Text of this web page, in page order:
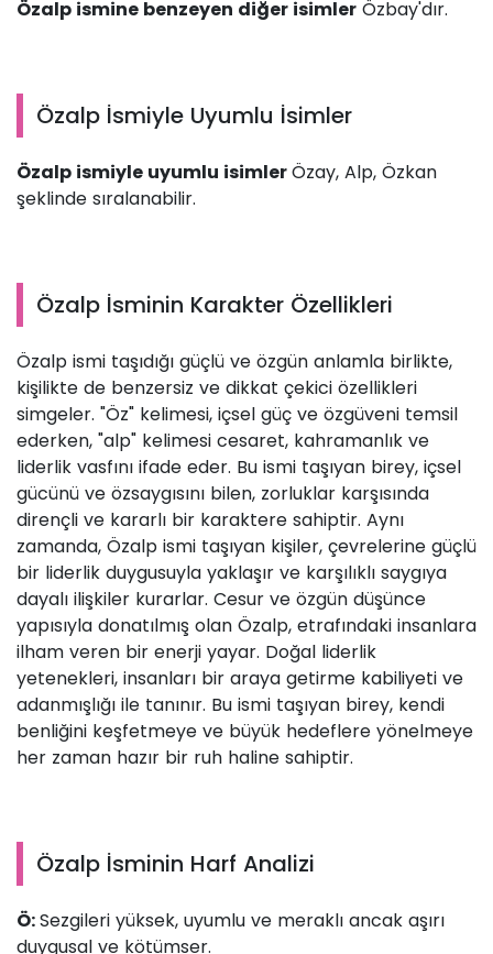
Özalp ismine benzeyen diğer isimler Özbay'dır.
Özalp İsmiyle Uyumlu İsimler
Özalp ismiyle uyumlu isimlerÖzay, Alp, Özkan
şeklinde sıralanabilir.
Özalp İsminin Karakter Özellikleri
Özalp ismi taşıdığı güçlü ve özgün anlamla birlikte,
kişilikte de benzersiz ve dikkat çekici özellikleri
simgeler. "Öz" kelimesi, içsel güç ve özgüveni temsil
ederken, "alp" kelimesi cesaret, kahramanlık ve
liderlik vasfını ifade eder. Bu ismi taşıyan birey, içsel
gücünü ve özsaygısını bilen, zorluklar karşısında
dirençli ve kararlı bir karaktere sahiptir. Aynı
zamanda, Özalp ismi taşıyan kişiler, çevrelerine güçlü
bir liderlik duygusuyla yaklaşır ve karşılıklı saygıya
dayalı ilişkiler kurarlar. Cesur ve özgün düşünce
yapısıyla donatılmış olan Özalp, etrafındaki insanlara
ilham veren bir enerji yayar. Doğal liderlik
yetenekleri, insanları bir araya getirme kabiliyeti ve
adanmışlığı ile tanınır. Bu ismi taşıyan birey, kendi
benliğini keşfetmeye ve büyük hedeflere yönelmeye
her zaman hazır bir ruh haline sahiptir.
Özalp İsminin Harf Analizi
Ö:Sezgileri yüksek, uyumlu ve meraklı ancak aşırı
duygusal ve kötümser.